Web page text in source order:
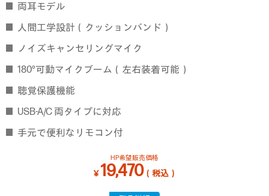
両耳モデル
人間工学設計（クッションバンド）
ノイズキャンセリングマイク
180°可動マイクブーム（左右装着可能）
聴覚保護機能
USB-A/C 両タイプに対応
手元で便利なリモコン付
HP希望販売価格
￥19,470（税込）